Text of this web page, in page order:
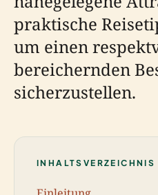
praktische
um einen
bereichernden
sicherzustellen.
INHALTSVERZEICHNIS